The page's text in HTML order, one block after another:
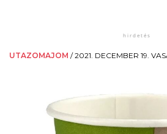
UTAZOMAJOM /2021. DECEMBER 19.